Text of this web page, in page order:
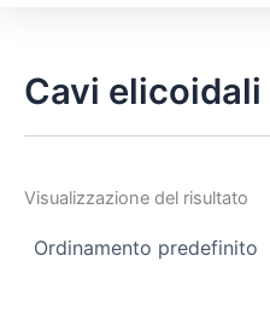
Cavi elicoidali
Visualizzazione del risultato